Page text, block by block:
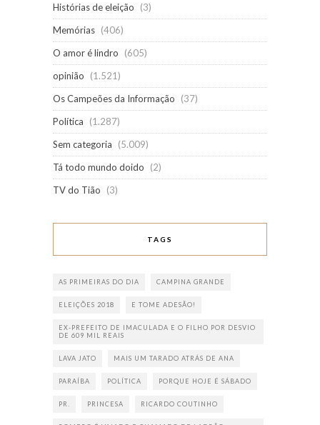
Histórias de eleição
(3)
Memórias (406)
O amor é lindro
(605)
opinião
(1.521)
Os Campeões da Informação
(37)
Política
(1.287)
Sem categoria
(5.009)
Tá todo mundo doido
(2)
TV do Tião
(3)
TAGS
AS PRIMEIRAS DO DIA CAMPINA GRANDE
ELEIÇÕES 2018 E TOME ADESÃO!
EX-PREFEITO DE IMACULADA E O FILHO POR DESVIO
DE 609 MIL REAIS
LAVA JATO MAIS UM TARADO ATRÁS DE ANA
PARAÍBA POLÍTICA PORQUE HOJE É SÁBADO
PR. PRINCESA RICARDO COUTINHO